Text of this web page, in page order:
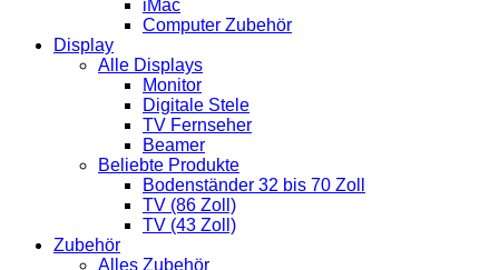
iMac
Computer Zubehör
Display
Alle Displays
Monitor
Digitale Stele
TV Fernseher
Beamer
Beliebte Produkte
Bodenständer 32 bis 70 Zoll
TV (86 Zoll)
TV (43 Zoll)
Zubehör
Alles Zubehör